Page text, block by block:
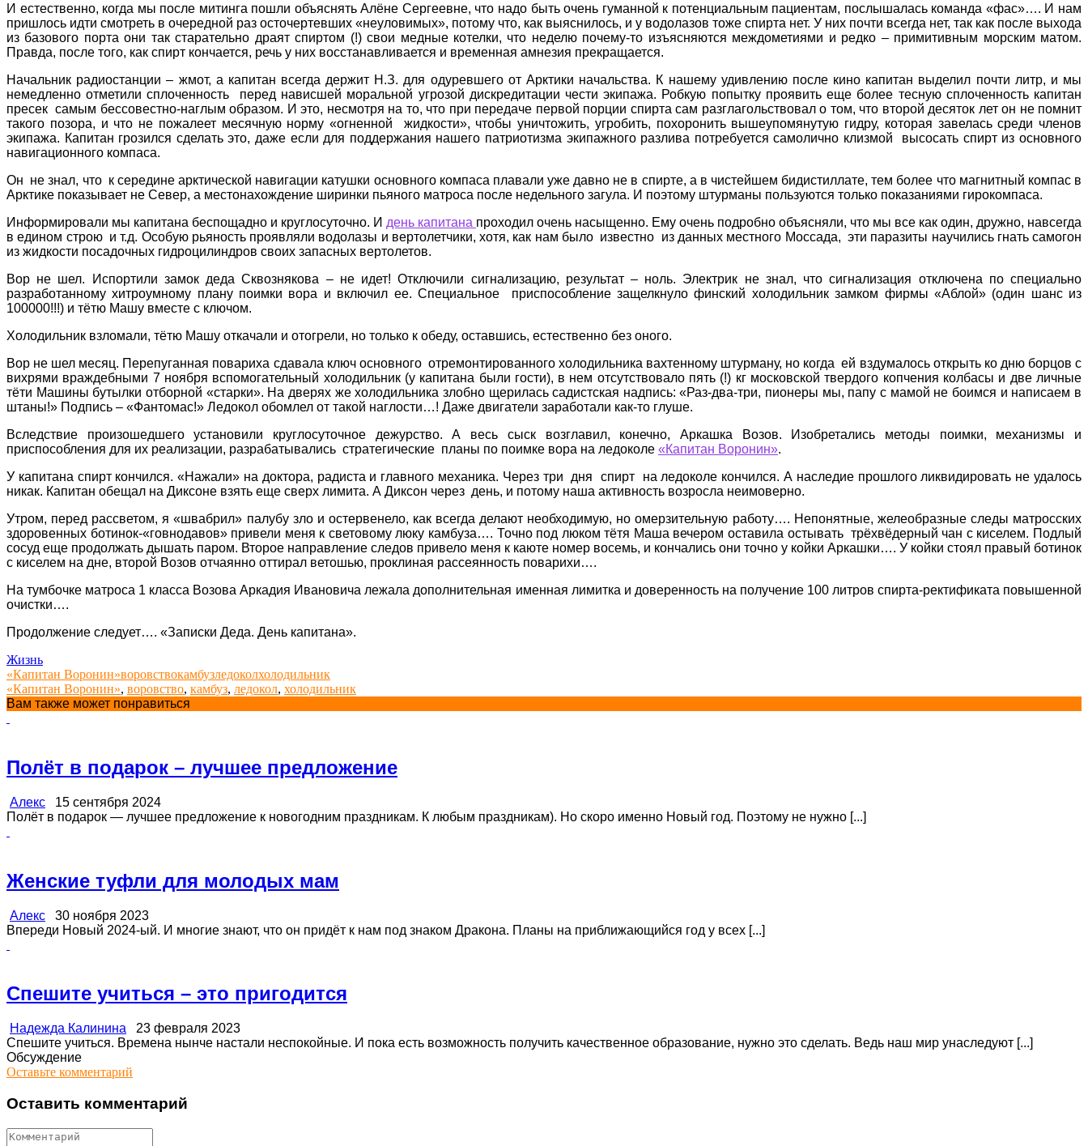
И естественно, когда мы после митинга пошли объяснять Алёне Сергеевне, что надо быть очень гуманной к потенциальным пациентам, послышалась команда «фас»…. И нам
пришлось идти смотреть в очередной раз осточертевших «неуловимых», потому что, как выяснилось, и у водолазов тоже спирта нет. У них почти всегда нет, так как после выхода
из базового порта они так старательно драят спиртом (!) свои медные котелки, что неделю почему-то изъясняются междометиями и редко – примитивным морским матом.
Правда, после того, как спирт кончается, речь у них восстанавливается и временная амнезия прекращается.
Начальник радиостанции – жмот, а капитан всегда держит Н.З. для одуревшего от Арктики начальства. К нашему удивлению после кино капитан выделил почти литр, и мы
немедленно отметили сплоченность перед нависшей моральной угрозой дискредитации чести экипажа. Робкую попытку проявить еще более тесную сплоченность капитан
пресек самым бессовестно-наглым образом. И это, несмотря на то, что при передаче первой порции спирта сам разглагольствовал о том, что второй десяток лет он не помнит
такого позора, и что не пожалеет месячную норму «огненной жидкости», чтобы уничтожить, угробить, похоронить вышеупомянутую гидру, которая завелась среди членов
экипажа. Капитан грозился сделать это, даже если для поддержания нашего патриотизма экипажного разлива потребуется самолично клизмой высосать спирт из основного
навигационного компаса.
Он не знал, что к середине арктической навигации катушки основного компаса плавали уже давно не в спирте, а в чистейшем бидистиллате, тем более что магнитный компас в
Арктике показывает не Север, а местонахождение ширинки пьяного матроса после недельного загула. И поэтому штурманы пользуются только показаниями гирокомпаса.
Информировали мы капитана беспощадно и круглосуточно. И день капитана проходил очень насыщенно. Ему очень подробно объясняли, что мы все как один, дружно, навсегда
в едином строю и т.д. Особую рьяность проявляли водолазы и вертолетчики, хотя, как нам было известно из данных местного Моссада, эти паразиты научились гнать самогон
из жидкости посадочных гидроцилиндров своих запасных вертолетов.
Вор не шел. Испортили замок деда Сквознякова – не идет! Отключили сигнализацию, результат – ноль. Электрик не знал, что сигнализация отключена по специально
разработанному хитроумному плану поимки вора и включил ее. Специальное приспособление защелкнуло финский холодильник замком фирмы «Аблой» (один шанс из
100000!!!) и тётю Машу вместе с ключом.
Холодильник взломали, тётю Машу откачали и отогрели, но только к обеду, оставшись, естественно без оного.
Вор не шел месяц. Перепуганная повариха сдавала ключ основного отремонтированного холодильника вахтенному штурману, но когда ей вздумалось открыть ко дню борцов с
вихрями враждебными 7 ноября вспомогательный холодильник (у капитана были гости), в нем отсутствовало пять (!) кг московской твердого копчения колбасы и две личные
тёти Машины бутылки отборной «старки». На дверях же холодильника злобно щерилась садистская надпись: «Раз-два-три, пионеры мы, папу с мамой не боимся и написаем в
штаны!» Подпись – «Фантомас!» Ледокол обомлел от такой наглости…! Даже двигатели заработали как-то глуше.
Вследствие произошедшего установили круглосуточное дежурство. А весь сыск возглавил, конечно, Аркашка Возов. Изобретались методы поимки, механизмы и
приспособления для их реализации, разрабатывались стратегические планы по поимке вора на ледоколе «Капитан Воронин».
У капитана спирт кончился. «Нажали» на доктора, радиста и главного механика. Через три дня спирт на ледоколе кончился. А наследие прошлого ликвидировать не удалось
никак. Капитан обещал на Диксоне взять еще сверх лимита. А Диксон через день, и потому наша активность возросла неимоверно.
Утром, перед рассветом, я «швабрил» палубу зло и остервенело, как всегда делают необходимую, но омерзительную работу…. Непонятные, желеобразные следы матросских
здоровенных ботинок-«говнодавов» привели меня к световому люку камбуза…. Точно под люком тётя Маша вечером оставила остывать трёхвёдерный чан с киселем. Подлый
сосуд еще продолжать дышать паром. Второе направление следов привело меня к каюте номер восемь, и кончались они точно у койки Аркашки…. У койки стоял правый ботинок
с киселем на дне, второй Возов отчаянно оттирал ветошью, проклиная рассеянность поварихи….
На тумбочке матроса 1 класса Возова Аркадия Ивановича лежала дополнительная именная лимитка и доверенность на получение 100 литров спирта-ректификата повышенной
очистки….
Продолжение следует…. «Записки Деда. День капитана».
Жизнь
«Капитан Воронин»воровствокамбузледоколхолодильник
«Капитан Воронин», воровство, камбуз, ледокол, холодильник
Вам также может понравиться
Полёт в подарок – лучшее предложение
Алекс 15 сентября 2024
Полёт в подарок — лучшее предложение к новогодним праздникам. К любым праздникам). Но скоро именно Новый год. Поэтому не нужно [...]
Женские туфли для молодых мам
Алекс 30 ноября 2023
Впереди Новый 2024-ый. И многие знают, что он придёт к нам под знаком Дракона. Планы на приближающийся год у всех [...]
Спешите учиться – это пригодится
Надежда Калинина 23 февраля 2023
Спешите учиться. Времена нынче настали неспокойные. И пока есть возможность получить качественное образование, нужно это сделать. Ведь наш мир унаследуют [...]
Обсуждение
Оставьте комментарий
Оставить комментарий